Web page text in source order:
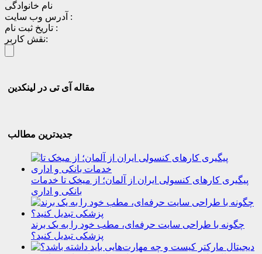
نام خانوادگی
آدرس وب سایت :
تاریخ ثبت نام :
نقش کاربر:
مقاله آی تی در لینکدین
جدیدترین مطالب
پیگیری کارهای کنسولی ایران از آلمان؛ از میخک تا خدمات
بانکی و اداری
چگونه با طراحی سایت حرفه‌ای، مطب خود را به یک برند
پزشکی تبدیل کنید؟